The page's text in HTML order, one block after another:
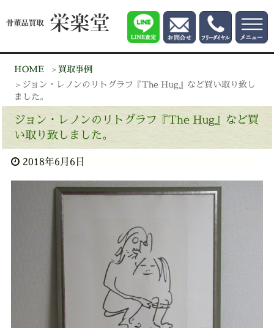
HOME
買取事例
ジョン・レノンのリトグラフ『The Hug』など買い取り致し
ました。
ジョン・レノンのリトグラフ『The Hug』など買
い取り致しました。
2018年6月6日